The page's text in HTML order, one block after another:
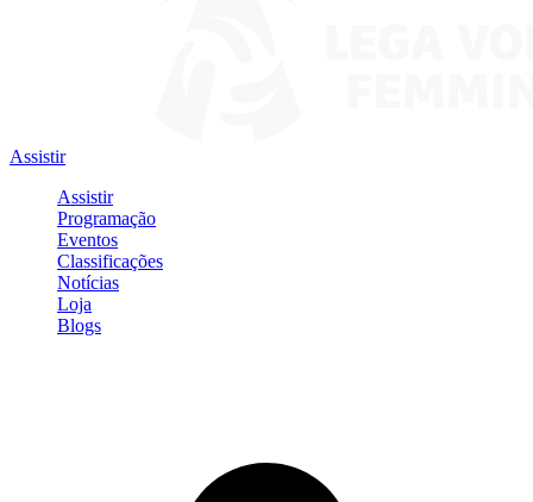
Assistir
Assistir
Programação
Eventos
Classificações
Notícias
Loja
Blogs